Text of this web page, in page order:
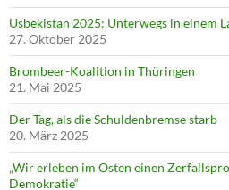
Usbekistan 2025: Unterwegs in einem
27. Oktober 2025
Brombeer-Koalition in Thüringen
21. Mai 2025
Der Tag, als die Schuldenbremse starb
20. März 2025
„Wir erleben im Osten einen
Demokratie“